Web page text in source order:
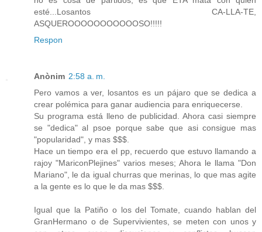
esté...Losantos CA-LLA-TE,
ASQUEROOOOOOOOOOOSO!!!!!
Respon
Anònim 2:58 a. m.
Pero vamos a ver, losantos es un pájaro que se dedica a
crear polémica para ganar audiencia para enriquecerse.
Su programa está lleno de publicidad. Ahora casi siempre
se "dedica" al psoe porque sabe que asi consigue mas
"popularidad", y mas $$$.
Hace un tiempo era el pp, recuerdo que estuvo llamando a
rajoy "MariconPlejines" varios meses; Ahora le llama "Don
Mariano", le da igual churras que merinas, lo que mas agite
a la gente es lo que le da mas $$$.
Igual que la Patiño o los del Tomate, cuando hablan del
GranHermano o de Supervivientes, se meten con unos y